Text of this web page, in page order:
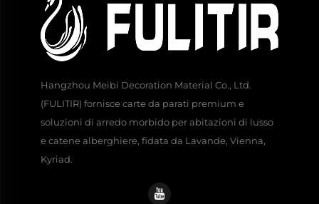
Hangzhou Meibi Decoration Material Co., Ltd.
(FULITIR) fornisce carte da parati premium e
soluzioni di arredo morbido per abitazioni di lusso
e catene alberghiere, fidata da Lavande, Vienna,
Kyriad.